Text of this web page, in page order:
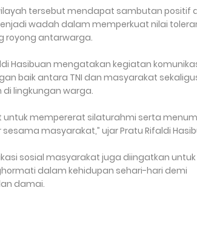
tersebut mendapat sambutan positif
wadah dalam memperkuat nilai
royong antarwarga.
Hasibuan mengatakan kegiatan
baik antara TNI dan masyarakat
lingkungan warga.
untuk mempererat silaturahmi serta
masyarakat,” ujar Pratu Rifaldi
sosial masyarakat juga diingatkan
dalam kehidupan sehari-hari demi
damai.